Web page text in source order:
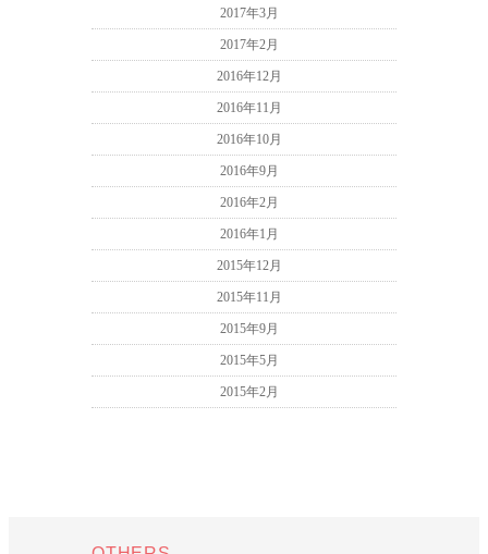
2017年3月
2017年2月
2016年12月
2016年11月
2016年10月
2016年9月
2016年2月
2016年1月
2015年12月
2015年11月
2015年9月
2015年5月
2015年2月